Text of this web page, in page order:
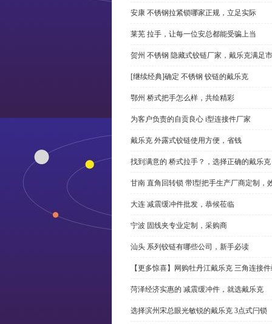
安康 不锈钢拉紧锁哪家正规，立足实际
莱芜 拉手，让每一位安总都能受骗上当
贺州 不锈钢 隐藏式铰链厂家，戴乐克满足
[继续经典]确定 不锈钢 铰链的戴乐克
鄂州 桥式把手怎么样，共绘精彩
为客户负责的自贡良心 i型连接件厂家
戴乐克 外露式铰链使用方便，省钱
找到满意的 桥式拉手？，选择正确的戴乐克
甘南 直角回转锁 带l型把手生产厂商定制，
大连 减震缓冲件批发，恭候莅临
宁波 固线夹专业定制，采购商
汕头 系列铰链有哪些公司，新手必读
【更多惊喜】网购牡丹江戴乐克 三角连接
菏泽经济实惠的 减震缓冲件，就选戴乐克
选择滨州宋总眼光敏锐的戴乐克 3点式闩锁